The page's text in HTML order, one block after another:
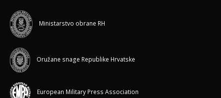
Ministarstvo obrane RH
Oružane snage Republike Hrvatske
European Military Press Association